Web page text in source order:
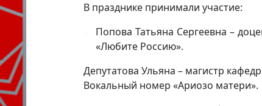
В празднике принимали участие:
Попова Татьяна Сергеевна –
«Любите Россию».
Депутатова Ульяна – магистр
Вокальный номер «Ариозо матери».